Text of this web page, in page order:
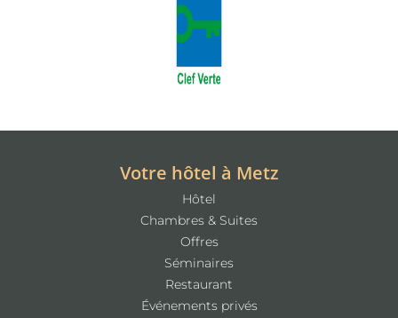
Votre hôtel à Metz
Hôtel
Chambres & Suites
Offres
Séminaires
Restaurant
Événements privés